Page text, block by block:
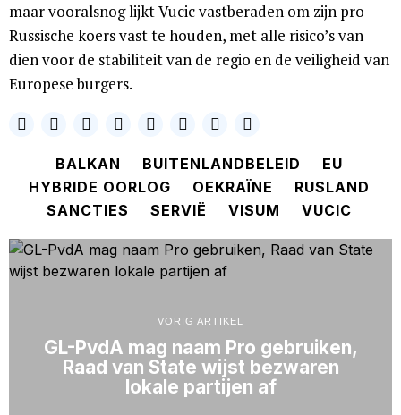
maar vooralsnog lijkt Vucic vastberaden om zijn pro-
Russische koers vast te houden, met alle risico’s van
dien voor de stabiliteit van de regio en de veiligheid van
Europese burgers.
BALKAN BUITENLANDBELEID
EU
HYBRIDE OORLOG
OEKRAÏNE
RUSLAND
SANCTIES
SERVIË VISUM VUCIC
VORIG ARTIKEL
GL-PvdA mag naam Pro gebruiken,
Raad van State wijst bezwaren
lokale partijen af